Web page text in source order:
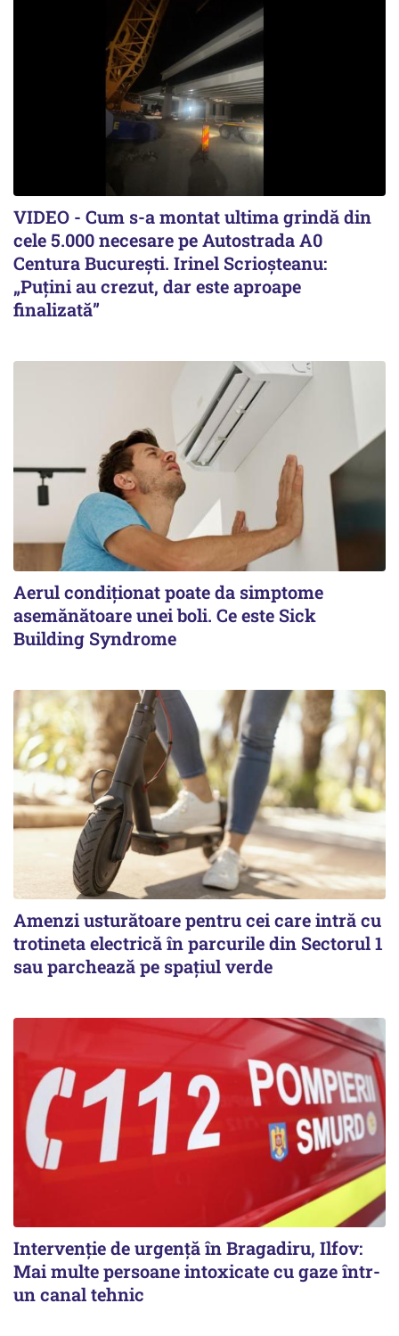
VIDEO - Cum s-a montat ultima grindă din
cele 5.000 necesare pe Autostrada A0
Centura București. Irinel Scrioșteanu:
„Puțini au crezut, dar este aproape
finalizată”
Aerul condiționat poate da simptome
asemănătoare unei boli. Ce este Sick
Building Syndrome
Amenzi usturătoare pentru cei care intră cu
trotineta electrică în parcurile din Sectorul 1
sau parchează pe spațiul verde
Intervenție de urgență în Bragadiru, Ilfov:
Mai multe persoane intoxicate cu gaze într-
un canal tehnic